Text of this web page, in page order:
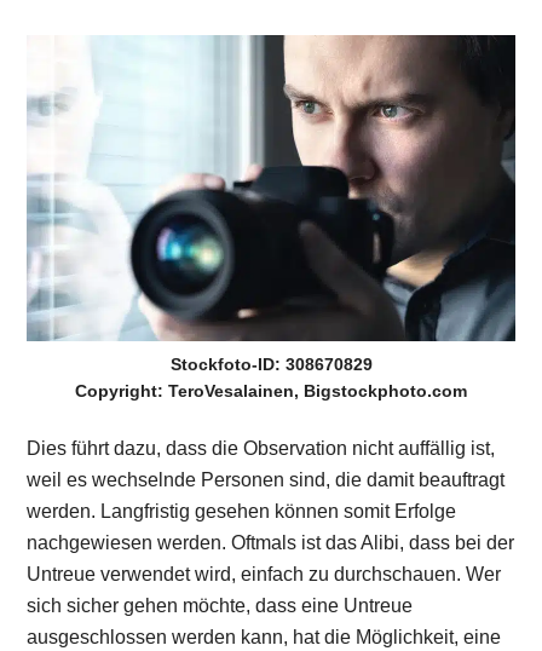
Stockfoto-ID: 308670829
Copyright: TeroVesalainen, Bigstockphoto.com
Dies führt dazu, dass die Observation nicht auffällig ist,
weil es wechselnde Personen sind, die damit beauftragt
werden. Langfristig gesehen können somit Erfolge
nachgewiesen werden. Oftmals ist das Alibi, dass bei der
Untreue verwendet wird, einfach zu durchschauen. Wer
sich sicher gehen möchte, dass eine Untreue
ausgeschlossen werden kann, hat die Möglichkeit, eine